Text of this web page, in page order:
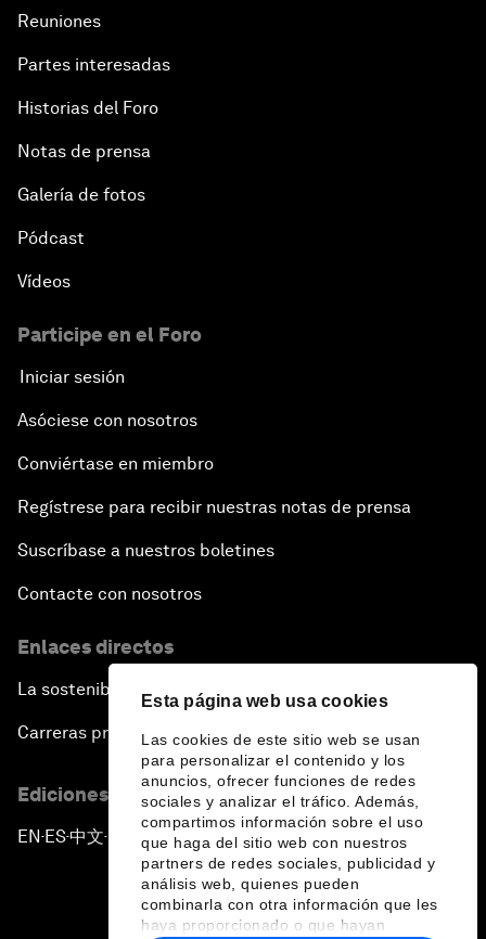
Esta página web usa cookies
Las cookies de este sitio web se usan
para personalizar el contenido y los
anuncios, ofrecer funciones de redes
sociales y analizar el tráfico. Además,
compartimos información sobre el uso
que haga del sitio web con nuestros
partners de redes sociales, publicidad y
análisis web, quienes pueden
combinarla con otra información que les
haya proporcionado o que hayan
Reuniones
Partes interesadas
Historias del Foro
Notas de prensa
Galería de fotos
Pódcast
Vídeos
Participe en el Foro
Iniciar sesión
Asóciese con nosotros
Conviértase en miembro
Regístrese para recibir nuestras notas de prensa
Suscríbase a nuestros boletines
Contacte con nosotros
Enlaces directos
La sostenibilidad en el Foro
Carreras profesionales
Ediciones en otros idiomas
EN ▪ ES▪中文▪ 日本語